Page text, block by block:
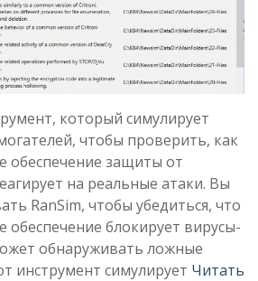
который симулирует
чтобы проверить, как
обеспечение защиты от
на реальные атаки. Вы
RanSim, чтобы убедиться, что
блокирует вирусы-
обнаруживать ложные
инструмент симулирует Читать